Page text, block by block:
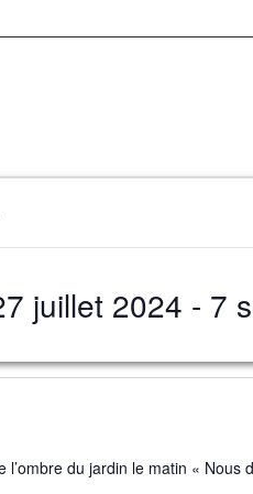
juillet 2024 - 7
l’ombre du jardin le matin «